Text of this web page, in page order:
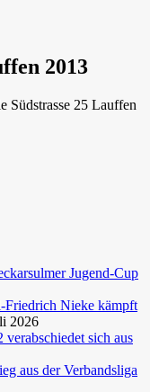
2013
Südstrasse 25 Lauffen
Jugend-Cup
Friedrich Nieke kämpft
2026
sich aus
aus der Verbandsliga